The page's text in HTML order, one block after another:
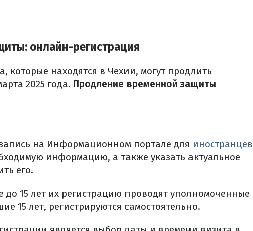
онлайн-регистрация
которые находятся в Чехии, могут продлить
2025 года. Продление временной защиты
на Информационном портале для иностранцев
информацию, а также указать актуальное
его.
до 15 лет их регистрацию проводят уполномоченные
15 лет, регистрируются самостоятельно.